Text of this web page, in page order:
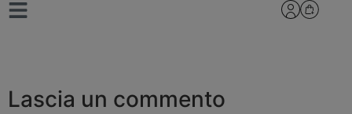
brigidini
Lascia un commento